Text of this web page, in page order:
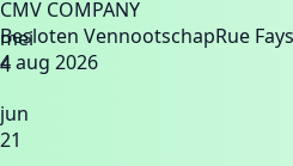
mei
4
jun
21
CMV COMPANY
Besloten VennootschapRue
4 aug 2026